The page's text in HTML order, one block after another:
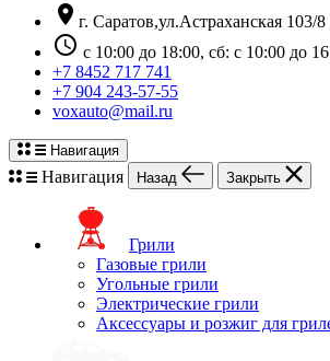
location_on г. Саратов,ул.Астраханская 103/8
schedule с 10:00 до 18:00, сб: с 10:00 до
+7 8452 717 741
+7 904 243-57-55
voxauto@mail.ru
Навигация
Навигация Назад Закрыть
Грили
Газовые грили
Угольные грили
Электрические грили
Аксессуары и розжиг для